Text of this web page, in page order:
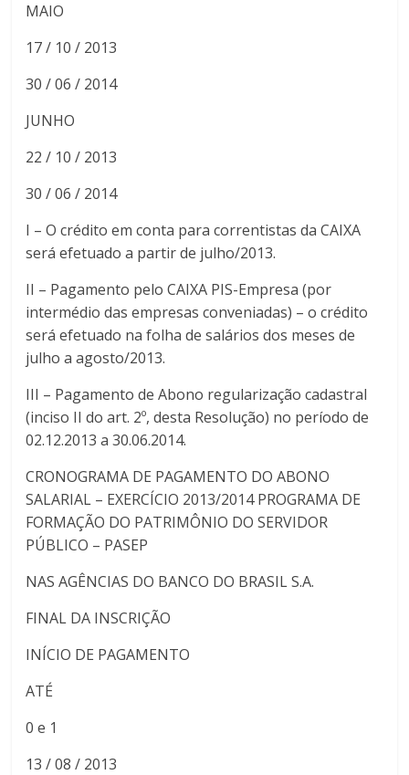
MAIO
17 / 10 / 2013
30 / 06 / 2014
JUNHO
22 / 10 / 2013
30 / 06 / 2014
I – O crédito em conta para correntistas da CAIXA
será efetuado a partir de julho/2013.
II – Pagamento pelo CAIXA PIS-Empresa (por
intermédio das empresas conveniadas) – o crédito
será efetuado na folha de salários dos meses de
julho a agosto/2013.
III – Pagamento de Abono regularização cadastral
(inciso II do art. 2º, desta Resolução) no período de
02.12.2013 a 30.06.2014.
CRONOGRAMA DE PAGAMENTO DO ABONO
SALARIAL – EXERCÍCIO 2013/2014 PROGRAMA DE
FORMAÇÃO DO PATRIMÔNIO DO SERVIDOR
PÚBLICO – PASEP
NAS AGÊNCIAS DO BANCO DO BRASIL S.A.
FINAL DA INSCRIÇÃO
INÍCIO DE PAGAMENTO
ATÉ
0 e 1
13 / 08 / 2013